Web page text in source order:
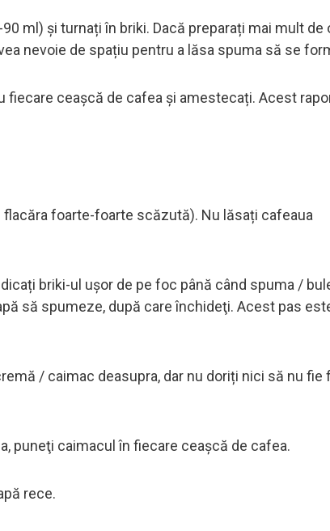
ml) și turnați în briki. Dacă preparați mai mult de
nevoie de spațiu pentru a lăsa spuma să se
fiecare ceașcă de cafea și amestecați. Acest
foarte-foarte scăzută). Nu lăsați cafeaua
briki-ul ușor de pe foc până când spuma /
să spumeze, după care închideţi. Acest pas
/ caimac deasupra, dar nu doriți nici să nu fie
puneţi caimacul în fiecare ceașcă de cafea.
rece.